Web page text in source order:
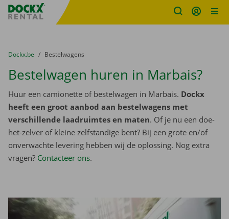
Fratello DEMO
U bevindt zich hier:
van
Dockx.be naar
Bestelwagens
Bestelwagen huren in Marbais?
Huur een camionette of bestelwagen in Marbais. Dockx
heeft een groot aanbod aan bestelwagens met
verschillende laadruimtes en maten. Of je nu een doe-
het-zelver of kleine zelfstandige bent? Bij een grote en/of
onverwachte levering hebben wij de oplossing. Nog extra
vragen? Contacteer ons.